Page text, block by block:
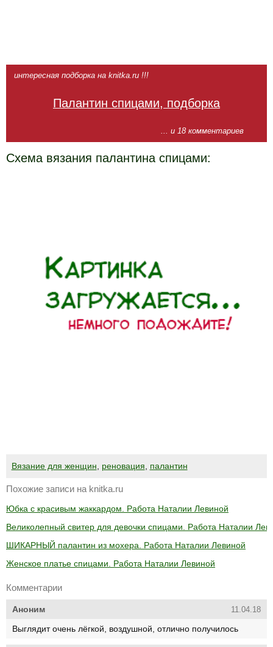
интересная подборка на knitka.ru !!!
Палантин спицами, подборка
... и 18 комментариев
Схема вязания палантина спицами:
Вязание для женщин реновация палантин
Похожие записи на knitka.ru
Юбка с красивым жаккардом. Работа Наталии Левиной
Великолепный свитер для девочки спицами. Работа Наталии
ШИКАРНЫЙ палантин из мохера. Работа Наталии Левиной
Женское платье спицами. Работа Наталии Левиной
Комментарии
Аноним 11.04.18
Выглядит очень лёгкой, воздушной, отлично получилось